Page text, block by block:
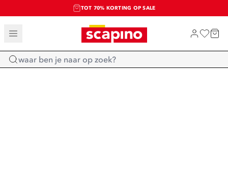
TOT 70% KORTING OP SALE
SALE: LAATSTE KANS!
SHOP NIEUW
Home